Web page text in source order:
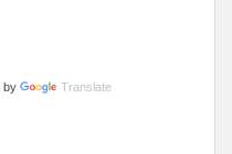
callejeros de la zona los
by Translate